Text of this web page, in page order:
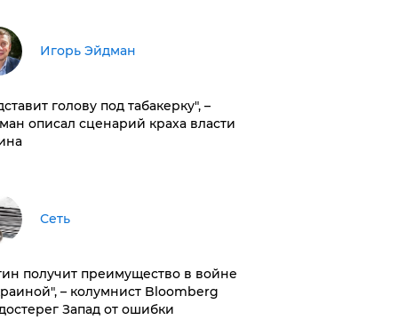
Игорь Эйдман
голову под табакерку", –
описал сценарий краха власти
Сеть
получит преимущество в войне
– колумнист Bloomberg
Запад от ошибки